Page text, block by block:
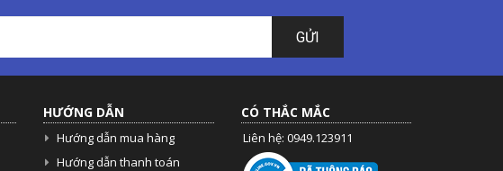
GỬI
HƯỚNG DẪN
Hướng dẫn mua hàng
Hướng dẫn thanh toán
CÓ THẮC MẮC
Liên hệ: 0949.123911